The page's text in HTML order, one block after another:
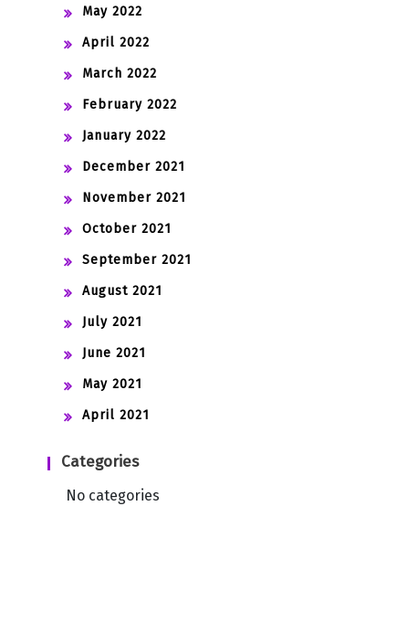
May 2022
April 2022
March 2022
February 2022
January 2022
December 2021
November 2021
October 2021
September 2021
August 2021
July 2021
June 2021
May 2021
April 2021
Categories
No categories